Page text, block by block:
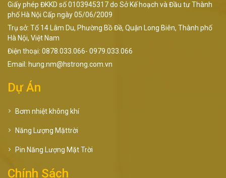
Giấy phép ĐKKD số 0103945317 do Sở Kế hoạch và Đầu tư Thành
phố Hà Nội Cấp ngày 05/06/2009
Trụ sở: Tổ 14 Lâm Du, Phường Bồ Đề, Quận Long Biên, Thành phố
Hà Nội, Việt Nam
Điện thoại: 0878.033.066- 0979.033.066
Email: hung.nm@hstrong.com.vn
Dự Án
Bơm nhiệt không khí
Năng Lượng Mặttrời
Pin Năng Lượng Mặt Trời
Chính Sách